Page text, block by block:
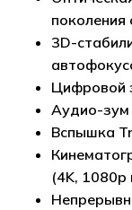
поколения
3D-
Цифровой
Аудио-зум
Вспышка
(4K, 1080p